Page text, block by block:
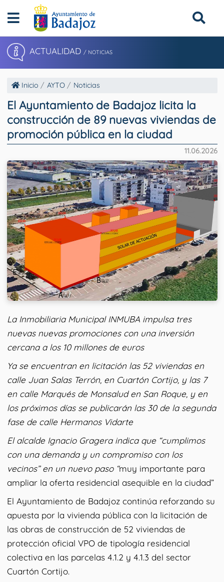
ACTUALIDAD / NOTICIAS
Inicio AYTO Noticias
El Ayuntamiento de Badajoz licita la
construcción de 89 nuevas viviendas de
promoción pública en la ciudad
11.06.2026
La Inmobiliaria Municipal INMUBA impulsa tres
nuevas nuevas promociones con una inversión
cercana a los 10 millones de euros
Ya se encuentran en licitación las 52 viviendas en
calle Juan Salas Terrón, en Cuartón Cortijo, y las 7
en calle Marqués de Monsalud en San Roque, y en
los próximos días se publicarán las 30 de la segunda
fase de calle Hermanos Vidarte
El alcalde Ignacio Gragera indica que “cumplimos
con una demanda y un compromiso con los
vecinos” en un nuevo paso “muy importante para
ampliar la oferta residencial asequible en la ciudad”
El Ayuntamiento de Badajoz continúa reforzando su
apuesta por la vivienda pública con la licitación de
las obras de construcción de 52 viviendas de
protección oficial VPO de tipología residencial
colectiva en las parcelas 4.1.2 y 4.1.3 del sector
Cuartón Cortijo.